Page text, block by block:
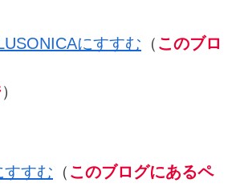
にすすむ （ このブロ
）
すすむ （ このブログにあるペ